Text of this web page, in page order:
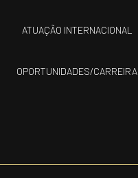
ATUAÇÃO INTERNACIONAL
OPORTUNIDADES/CARREIRA